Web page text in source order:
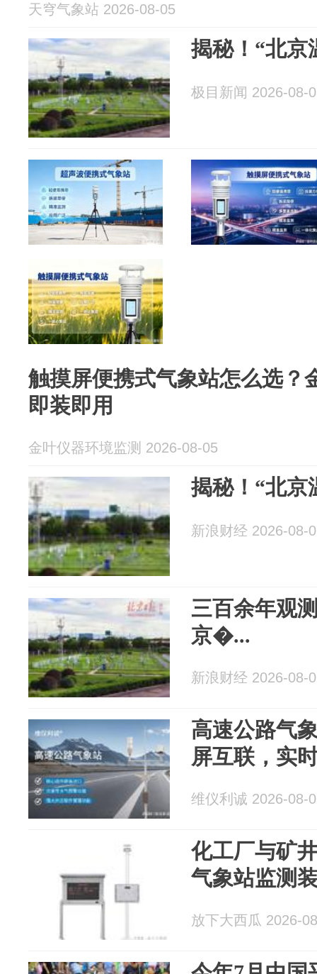
天穹气象站 2026-08-05
揭秘！“北京
极目新闻 2026-08-
触摸屏便携式气象站怎么选？
即装即用
金叶仪器环境监测 2026-08-05
揭秘！“北京
新浪财经 2026-08-
三百余年观
京�...
新浪财经 2026-08-
高速公路气
屏互联，实
维仪利诚 2026-08-
化工厂与矿
气象站监测
放下大西瓜 2026-